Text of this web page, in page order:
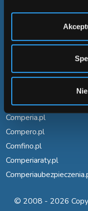
INFORMACJE
Polityka prywatności
Comperia.pl
Compero.pl
Comfino.pl
Comperiaraty.pl
02-673 Warszawa
© 2008 - 2026